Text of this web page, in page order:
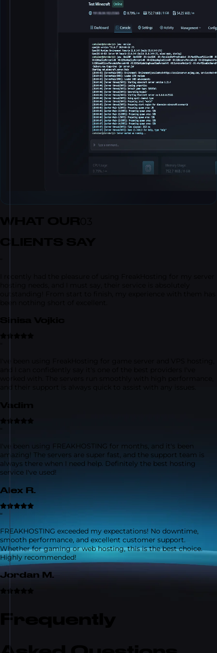
“
I've been using FREAKHOSTING for months, and it's been
amazing! The servers are super fast, and the support team is
always there when I need help. Definitely the best hosting
service I've used!
Alex R.
“
FREAKHOSTING exceeded my expectations! No downtime,
smooth performance, and excellent customer support.
Whether for gaming or web hosting, this is the best choice.
Highly recommended!
Jordan M.